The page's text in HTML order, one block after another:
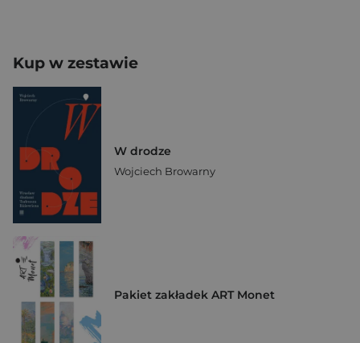
Kup w zestawie
W drodze
Wojciech Browarny
Pakiet zakładek ART Monet